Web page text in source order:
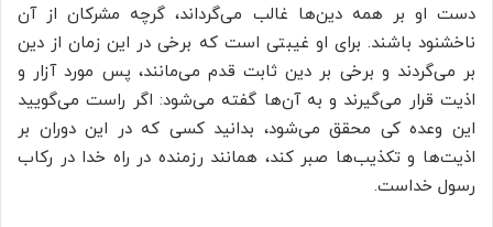
دست او بر همه دین‌ها غالب می‌گرداند، گرچه مشرکان از آن
ناخشنود باشند. برای او غیبتی است که برخی در این زمان از دین
بر می‌گردند و برخی بر دین ثابت قدم می‌مانند، پس مورد آزار و
اذیت قرار می‌گیرند و به آن‌ها گفته می‌شود: اگر راست می‌گویید
این وعده کی محقق می‌شود، بدانید کسی که در این دوران بر
اذیت‌ها و تکذیب‌ها صبر کند، همانند رزمنده در راه خدا در رکاب
رسول خداست.